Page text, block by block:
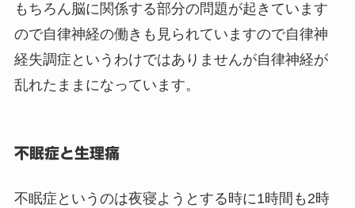
もちろん脳に関係する部分の問題が起きています
ので自律神経の働きも見られていますので自律神
経失調症というわけではありませんが自律神経が
乱れたままになっています。
不眠症と生理痛
不眠症というのは夜寝ようとする時に1時間も2時